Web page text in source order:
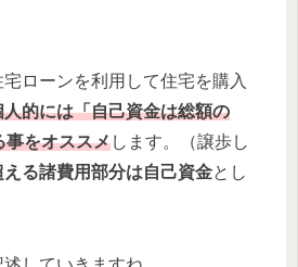
ローンを利用して住宅を購入
人的には「自己資金は総額の
事をオススメします。（譲歩し
る諸費用部分は自己資金とし